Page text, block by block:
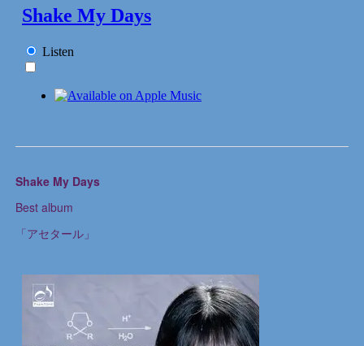
Shake My Days
Best album
「アセタール」